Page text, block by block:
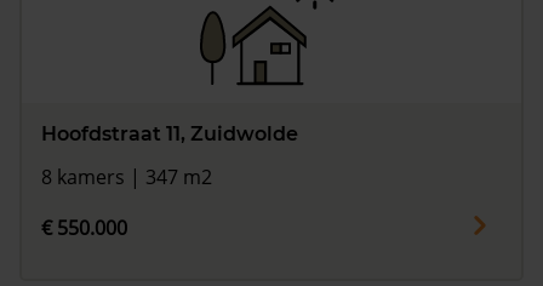
Hoofdstraat 11, Zuidwolde
8 kamers | 347 m2
€ 550.000